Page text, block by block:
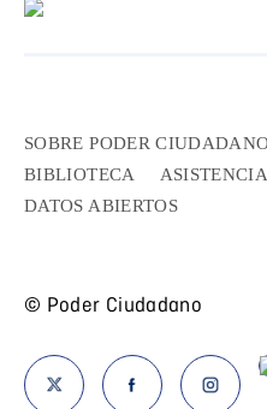
SOBRE PODER
BIBLIOTECA
DATOS ABIERTOS
© Poder Ciudadano